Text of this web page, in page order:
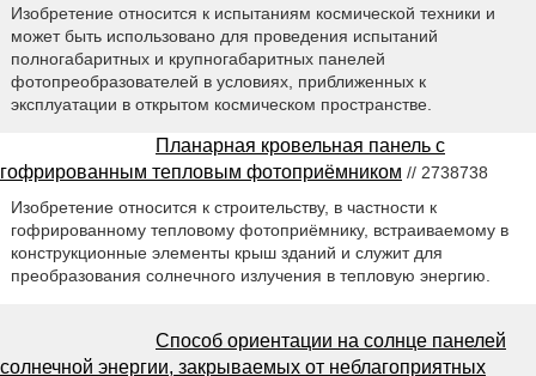
Изобретение относится к испытаниям космической техники и
может быть использовано для проведения испытаний
полногабаритных и крупногабаритных панелей
фотопреобразователей в условиях, приближенных к
эксплуатации в открытом космическом пространстве.
Планарная кровельная панель с
гофрированным тепловым фотоприёмником // 2738738
Изобретение относится к строительству, в частности к
гофрированному тепловому фотоприёмнику, встраиваемому в
конструкционные элементы крыш зданий и служит для
преобразования солнечного излучения в тепловую энергию.
Способ ориентации на солнце панелей
солнечной энергии, закрываемых от неблагоприятных